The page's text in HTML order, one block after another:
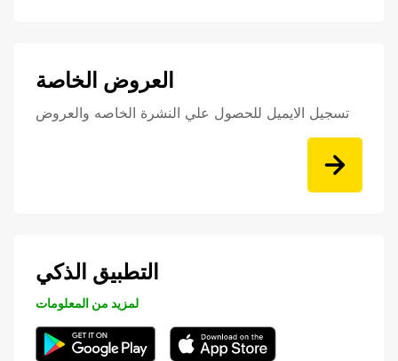
العروض الخاصة
تسجيل الايميل للحصول علي النشرة الخاصه والعروض
التطبيق الذكي
لمزيد من المعلومات